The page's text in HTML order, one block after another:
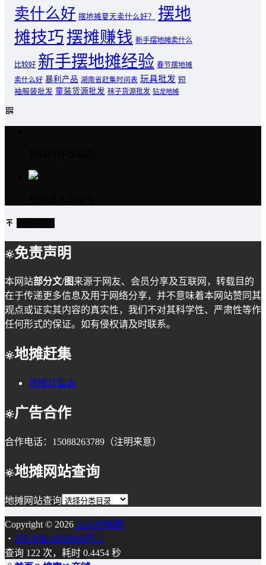
卖什么好 摆地摊夏天卖什么好？
摆地
摊技巧摆摊赚钱 新手摆地摊卖什么
比较好 新手摆地摊经验 春节摆地摊
卖什么好 暴利产品 湖南省赶集时间表 玩具批发 短
袖服装批发 童装货源批发 袜子货源批发 钻龙地摊
免责声明
本网站部分文/图来源于网友、会员分享及互联网，转载目的
在于传递更多信息及用于网络分享，并不意味着本网站赞同其
观点或证实其内容的真实性，我们不对其科学性、严肃性等作
任何形式的保证。如有侵权请及时联系。
地摊赶集
地摊赶集表
广告合作
合作电话：15088263789（注明来意）
地摊网站查询
地摊网站查询
Copyright © 2026 义乌地摊网
・ 浙ICP备18039566号-1
查询 122 次，耗时 0.4454 秒